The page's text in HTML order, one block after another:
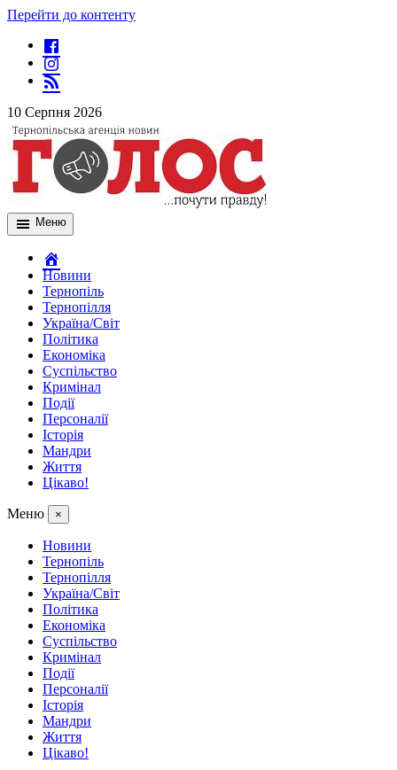
Перейти до контенту
10 Серпня 2026
Меню
Новини
Тернопіль
Тернопілля
Україна/Світ
Політика
Економіка
Суспільство
Кримінал
Події
Персоналії
Історія
Мандри
Життя
Цікаво!
Меню ×
Новини
Тернопіль
Тернопілля
Україна/Світ
Політика
Економіка
Суспільство
Кримінал
Події
Персоналії
Історія
Мандри
Життя
Цікаво!